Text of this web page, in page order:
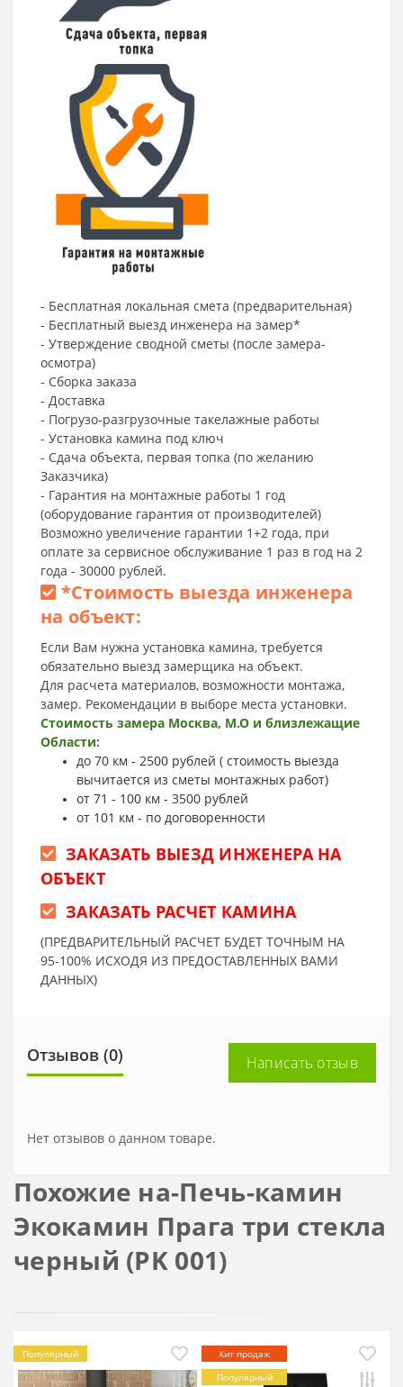
- Бесплатная локальная смета (предварительная)
- Бесплатный выезд инженера на замер*
- Утверждение сводной сметы (после замера-
осмотра)
- Сборка заказа
- Доставка
- Погрузо-разгрузочные такелажные работы
- Установка камина под ключ
- Сдача объекта, первая топка (по желанию
Заказчика)
- Гарантия на монтажные работы 1 год
(оборудование гарантия от производителей)
Возможно увеличение гарантии 1+2 года, при
оплате за сервисное обслуживание 1 раз в год на 2
года - 30000 рублей.
*Стоимость выезда инженера
на объект:
Если Вам нужна установка камина, требуется
обязательно выезд замерщика на объект.
Для расчета материалов, возможности монтажа,
замер. Рекомендации в выборе места установки.
Стоимость замера Москва, М.О и близлежащие
Области:
до 70 км - 2500 рублей ( стоимость выезда
вычитается из сметы монтажных работ)
от 71 - 100 км - 3500 рублей
от 101 км - по договоренности
ЗАКАЗАТЬ ВЫЕЗД ИНЖЕНЕРА НА
ОБЪЕКТ
ЗАКАЗАТЬ РАСЧЕТ КАМИНА
(ПРЕДВАРИТЕЛЬНЫЙ РАСЧЕТ БУДЕТ ТОЧНЫМ НА
95-100% ИСХОДЯ ИЗ ПРЕДОСТАВЛЕННЫХ ВАМИ
ДАННЫХ)
Отзывов (0) Написать отзыв
Нет отзывов о данном товаре.
Похожие на-Печь-камин
Экокамин Прага три стекла
черный (PK 001)
Популярный
Хит продаж
Популярный